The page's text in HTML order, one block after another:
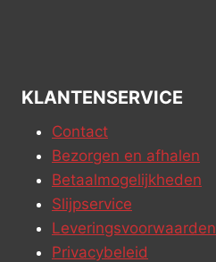
KLANTENSERVICE
Contact
Bezorgen en afhalen
Betaalmogelijkheden
Slijpservice
Leveringsvoorwaarden
Privacybeleid